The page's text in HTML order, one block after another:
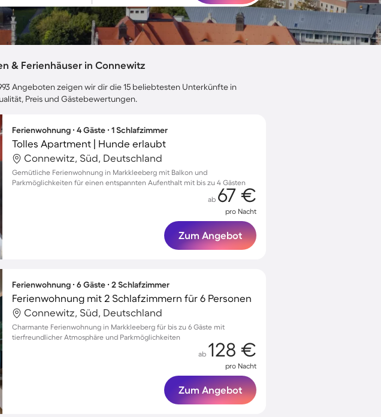
& Ferienhäuser in Connewitz
Angeboten zeigen wir dir die 15 beliebtesten Unterkünfte in
Preis und Gästebewertungen.
Ferienwohnung ∙ 4 Gäste ∙ 1 Schlafzimmer
Tolles Apartment | Hunde erlaubt
Connewitz, Süd, Deutschland
Gemütliche Ferienwohnung in Markkleeberg mit Balkon und
Parkmöglichkeiten für einen entspannten Aufenthalt mit bis zu 4 Gästen
ab 67 €
pro Nacht
Zum Angebot
Ferienwohnung ∙ 6 Gäste ∙ 2 Schlafzimmer
Ferienwohnung mit 2 Schlafzimmern für 6 Personen
Connewitz, Süd, Deutschland
Charmante Ferienwohnung in Markkleeberg für bis zu 6 Gäste mit
tierfreundlicher Atmosphäre und Parkmöglichkeiten
ab 128 €
pro Nacht
Zum Angebot